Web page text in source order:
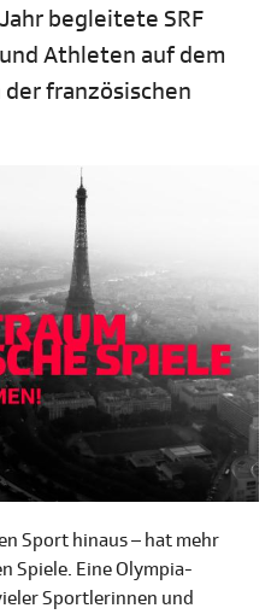
begleitete SRF
Athleten auf dem
der französischen
Sport hinaus – hat mehr
Spiele. Eine Olympia-
Sportlerinnen und